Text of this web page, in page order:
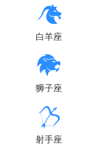
白羊座
狮子座
射手座